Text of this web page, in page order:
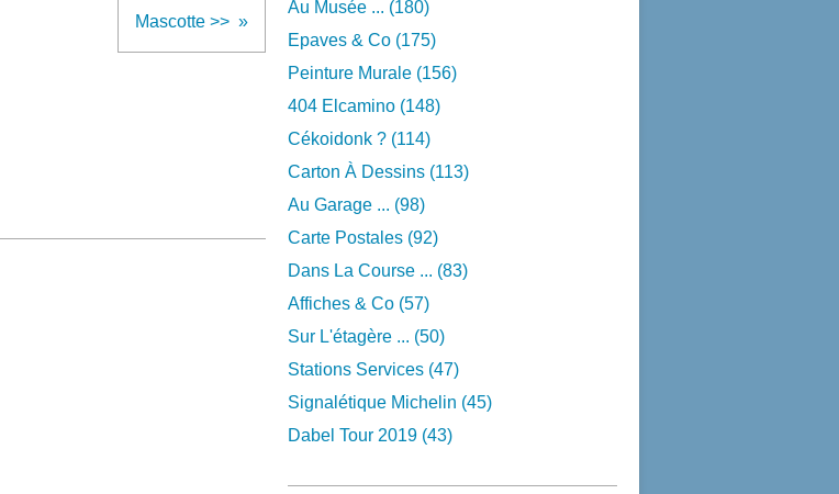
Mascotte >>
Au Musée ... (180)
Epaves & Co (175)
Peinture Murale (156)
404 Elcamino (148)
Cékoidonk ? (114)
Carton À Dessins (113)
Au Garage ... (98)
Carte Postales (92)
Dans La Course ... (83)
Affiches & Co (57)
Sur L'étagère ... (50)
Stations Services (47)
Signalétique Michelin (45)
Dabel Tour 2019 (43)